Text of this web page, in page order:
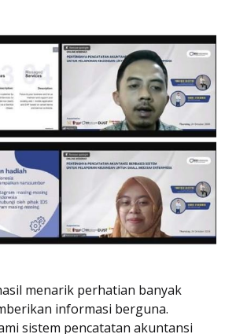
menarik perhatian banyak
informasi berguna.
sistem pencatatan akuntansi